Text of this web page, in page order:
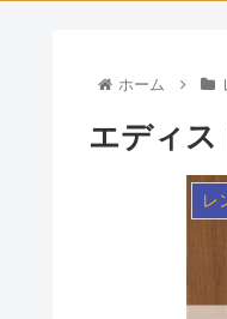
ホーム
エディ
レ